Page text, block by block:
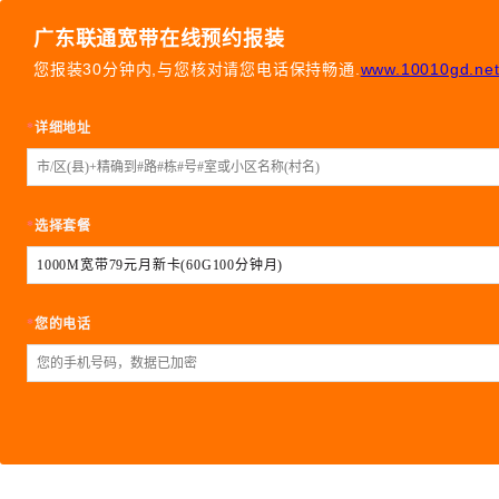
广东联通宽带在线预约报装
您报装30分钟内,与您核对请您电话保持畅通. www.10010gd.net
*详细地址
*选择套餐
1000M宽带79元月新卡(60G100分钟月)
*您的电话